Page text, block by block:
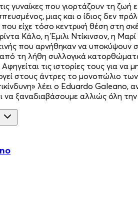
γυναίκες που γιορτάζουν τη
μιας και ο ίδιος δεν
που είχε τόσο κεντρική θέση στη
Κάλο, η Έμιλι Ντίκινσον, η
που αρνήθηκαν να υποκύψουν
τη λήθη συλλογικά κατορθώματα
τις ιστορίες τους για
στους άντρες το μονοπώλιο
λέει ο Eduardo Galeano,
να ξαναδιαβάσουμε αλλιώς όλη